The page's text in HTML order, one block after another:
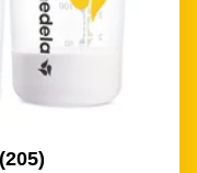
(205)